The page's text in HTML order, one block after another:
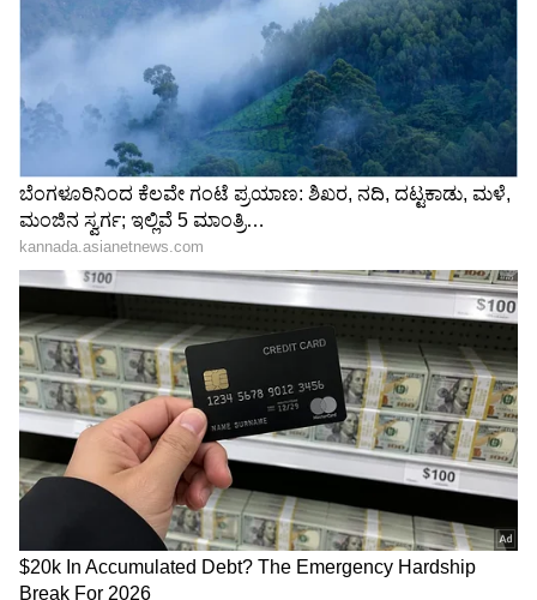
4
Image Credit :OTHERS
ಕನ್ಯಾ ರಾಶಿ